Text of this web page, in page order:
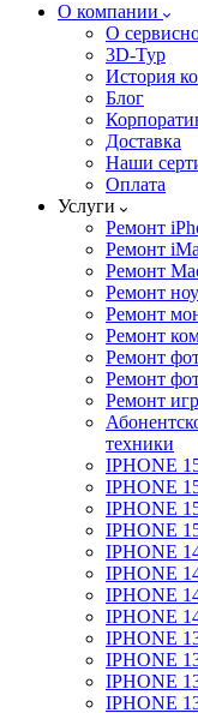
О компании
О
3D-Тур
История
Блог
Доставка
Наши
Оплата
Услуги
Ремонт
Ремонт
Ремонт
Ремонт
Ремонт
Ремонт
Ремонт
Ремонт
Ремонт
техники
IPHONE
IPHONE
IPHONE
IPHONE
IPHONE
IPHONE
IPHONE
IPHONE
IPHONE
IPHONE
IPHONE
IPHONE